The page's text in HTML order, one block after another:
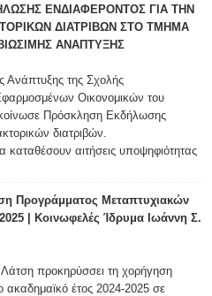
ΕΝΔΙΑΦΕΡΟΝΤΟΣ ΓΙΑ ΤΗΝ
ΔΙΑΤΡΙΒΩΝ ΣΤΟ ΤΜΗΜΑ
ΑΝΑΠΤΥΞΗΣ
Ανάπτυξης της Σχολής
Οικονομικών του
Πρόσκληση Εκδήλωσης
διατριβών.
καταθέσουν αιτήσεις υποψηφιότητας
Προγράμματος Μεταπτυχιακών
| Κοινωφελές Ίδρυμα Ιωάννη Σ.
προκηρύσσει τη χορήγηση
ακαδημαϊκό έτος 2024-2025 σε